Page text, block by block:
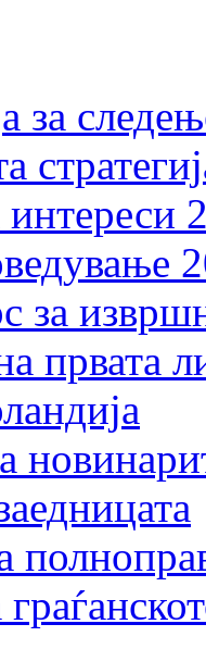
за
интереси
за
првата